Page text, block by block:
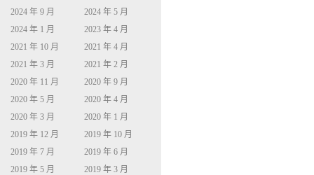
2024 年 9 月
2024 年 5 月
2024 年 1 月
2023 年 4 月
2021 年 10 月
2021 年 4 月
2021 年 3 月
2021 年 2 月
2020 年 11 月
2020 年 9 月
2020 年 5 月
2020 年 4 月
2020 年 3 月
2020 年 1 月
2019 年 12 月
2019 年 10 月
2019 年 7 月
2019 年 6 月
2019 年 5 月
2019 年 3 月